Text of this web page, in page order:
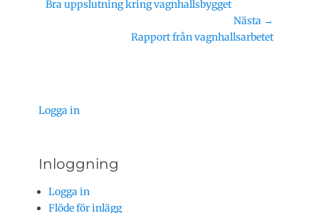
Föregående
Bra uppslutning kring vagnhallsbygget
Nästa →
Rapport från vagnhallsarbetet
Logga in
Inloggning
Logga in
Flöde för inlägg